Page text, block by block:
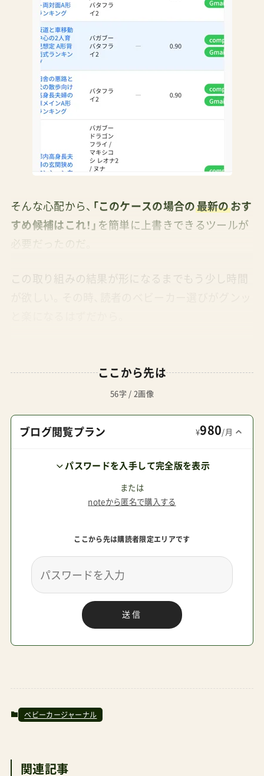
そんな心配から、 「このケースの場合の 最新のおす
すめ候補はこれ！」 を簡単に上書きできるツールが
必要だったのだ。
この取り組みの結果が形になるまでもう少し時間
ここから先は
56字 / 2画像
ブログ閲覧プラン ¥980/月
パスワードを入手して完全版を表示
または
noteから匿名で購入する
ここから先は購読者限定エリアです
送信
ベビーカージャーナル
関連記事